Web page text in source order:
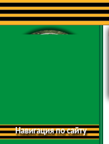
Навигация по сайту